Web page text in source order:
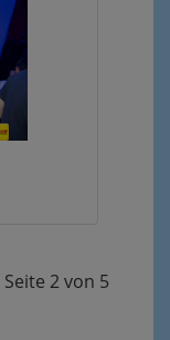
Seite 2von 5